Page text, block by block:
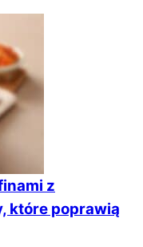
z
które poprawią